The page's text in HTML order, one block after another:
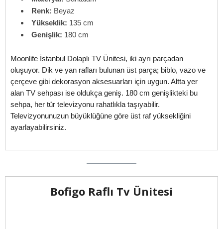
Renk: Beyaz
Yükseklik: 135 cm
Genişlik: 180 cm
Moonlife İstanbul Dolaplı TV Ünitesi, iki ayrı parçadan
oluşuyor. Dik ve yan rafları bulunan üst parça; biblo, vazo ve
çerçeve gibi dekorasyon aksesuarları için uygun. Altta yer
alan TV sehpası ise oldukça geniş. 180 cm genişlikteki bu
sehpa, her tür televizyonu rahatlıkla taşıyabilir.
Televizyonunuzun büyüklüğüne göre üst raf yüksekliğini
ayarlayabilirsiniz.
Bofigo Raflı Tv Ünitesi